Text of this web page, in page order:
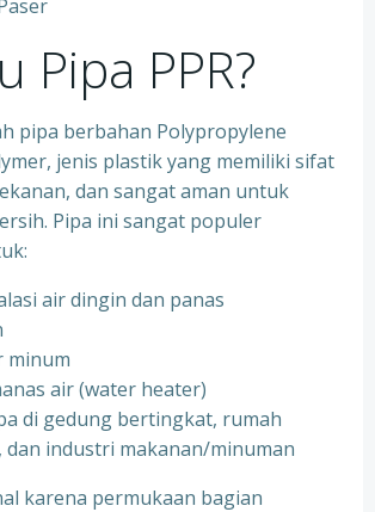
Pipa PPR?
pipa berbahan Polypropylene
jenis plastik yang memiliki sifat
dan sangat aman untuk
Pipa ini sangat populer
air dingin dan panas
minum
air (water heater)
di gedung bertingkat, rumah
dan industri makanan/minuman
karena permukaan bagian